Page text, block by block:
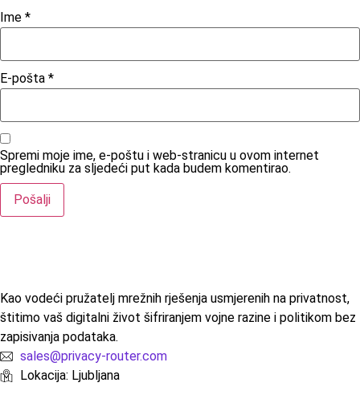
Ime *
E-pošta *
Spremi moje ime, e-poštu i web-stranicu u ovom internet
pregledniku za sljedeći put kada budem komentirao.
Kao vodeći pružatelj mrežnih rješenja usmjerenih na privatnost,
štitimo vaš digitalni život šifriranjem vojne razine i politikom bez
zapisivanja podataka.
sales@privacy-router.com
Lokacija: Ljubljana